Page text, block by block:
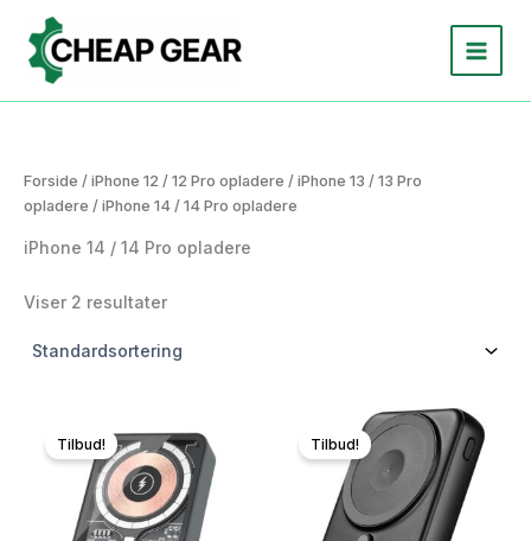
indholdet
Forside / iPhone 12 / 12 Pro opladere / iPhone 13 / 13 Pro
opladere / iPhone 14 / 14 Pro opladere
iPhone 14 / 14 Pro opladere
Viser 2 resultater
Tilbud! Tilbud!